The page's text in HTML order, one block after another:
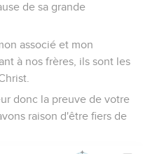
de sa grande
associé et mon
à nos frères, ils sont les
donc la preuve de votre
raison d'être fiers de